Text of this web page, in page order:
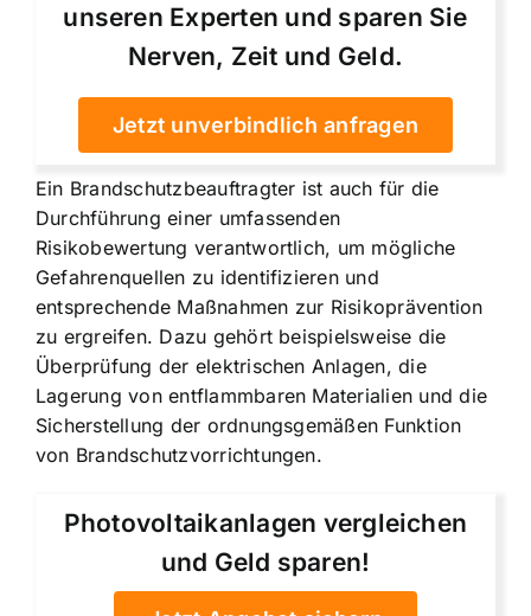
unseren Experten und sparen Sie
Nerven, Zeit und Geld.
Jetzt unverbindlich anfragen
Ein Brandschutzbeauftragter ist auch für die
Durchführung einer umfassenden
Risikobewertung verantwortlich, um mögliche
Gefahrenquellen zu identifizieren und
entsprechende Maßnahmen zur Risikoprävention
zu ergreifen. Dazu gehört beispielsweise die
Überprüfung der elektrischen Anlagen, die
Lagerung von entflammbaren Materialien und die
Sicherstellung der ordnungsgemäßen Funktion
von Brandschutzvorrichtungen.
Photovoltaikanlagen vergleichen
und Geld sparen!